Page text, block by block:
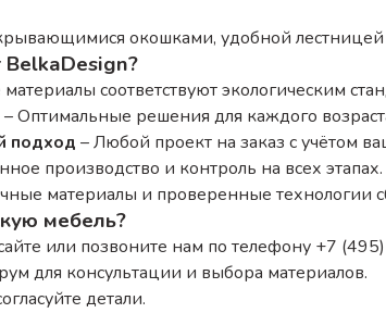
окошками, удобной
материалы соответствуют экологическим
– Оптимальные решения для каждого
подход – Любой проект на заказ с учётом
производство и контроль на всех этапах.
материалы и проверенные технологии
мебель?
или позвоните нам по телефону +7
для консультации и выбора материалов.
детали.